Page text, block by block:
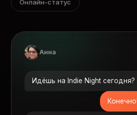
Онлайн-статус
Анна
Идёшь на Indie Night сегодня?